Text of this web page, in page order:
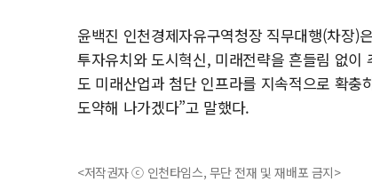
윤백진 인천경제자유구역청장 직무대행(차장)
투자유치와 도시혁신, 미래전략을 흔들림 없
도 미래산업과 첨단 인프라를 지속적으로 확
도약해 나가겠다”고 말했다.
<저작권자 ⓒ 인천타임스, 무단 전재 및 재배포 금지>